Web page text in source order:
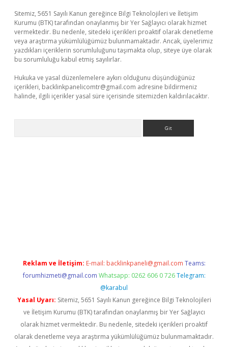
Sitemiz, 5651 Sayılı Kanun gereğince Bilgi Teknolojileri ve İletişim
Kurumu (BTK) tarafından onaylanmış bir Yer Sağlayıcı olarak hizmet
vermektedir. Bu nedenle, sitedeki içerikleri proaktif olarak denetleme
veya araştırma yükümlülüğümüz bulunmamaktadır. Ancak, üyelerimiz
yazdıkları içeriklerin sorumluluğunu taşımakta olup, siteye üye olarak
bu sorumluluğu kabul etmiş sayılırlar.
Hukuka ve yasal düzenlemelere aykırı olduğunu düşündüğünüz
içerikleri, backlinkpanelicomtr@gmail.com adresine bildirmeniz
halinde, ilgili içerikler yasal süre içerisinde sitemizden kaldırılacaktır.
Reklam ve İletişim: E-mail: backlinkpaneli@gmail.com Teams:
forumhizmeti@gmail.com Whatsapp: 0262 606 0 726 Telegram:
@karabul
Yasal Uyarı: Sitemiz, 5651 Sayılı Kanun gereğince Bilgi Teknolojileri
ve İletişim Kurumu (BTK) tarafından onaylanmış bir Yer Sağlayıcı
olarak hizmet vermektedir. Bu nedenle, sitedeki içerikleri proaktif
olarak denetleme veya araştırma yükümlülüğümüz bulunmamaktadır.